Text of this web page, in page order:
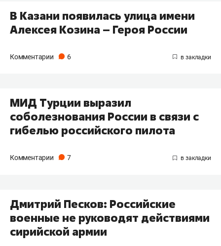
В Казани появилась улица имени
Алексея Козина – Героя России
Комментарии 6
МИД Турции выразил
соболезнования России в связи с
гибелью российского пилота
Комментарии 7
Дмитрий Песков: Российские
военные не руководят действиями
сирийской армии